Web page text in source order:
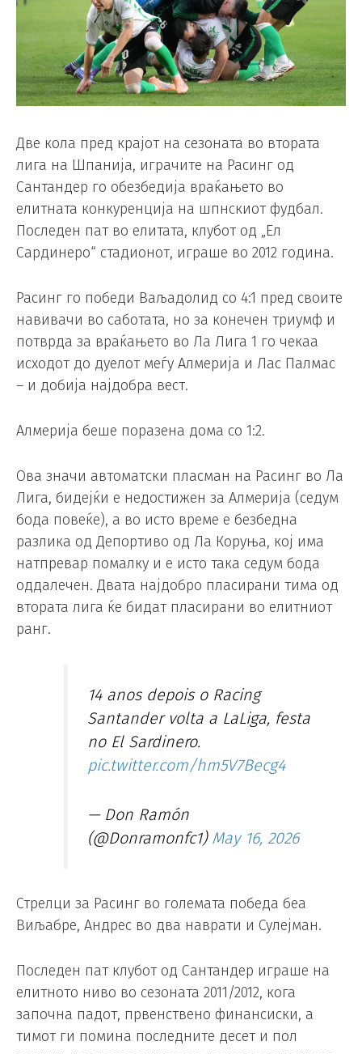
Две кола пред крајот на сезоната во втората
лига на Шпанија, играчите на Расинг од
Сантандер го обезбедија враќањето во
елитната конкуренција на шпнскиот фудбал.
Последен пат во елитата, клубот од „Ел
Сардинеро“ стадионот, играше во 2012 година.
Расинг го победи Ваљадолид со 4:1 пред своите
навивачи во саботата, но за конечен триумф и
потврда за враќањето во Ла Лига 1 го чекаа
исходот до дуелот меѓу Алмерија и Лас Палмас
– и добија најдобра вест.
Алмерија беше поразена дома со 1:2.
Ова значи автоматски пласман на Расинг во Ла
Лига, бидејќи е недостижен за Алмерија (седум
бода повеќе), а во исто време е безбедна
разлика од Депортиво од Ла Коруња, кој има
натпревар помалку и е исто така седум бода
оддалечен. Двата најдобро пласирани тима од
втората лига ќе бидат пласирани во елитниот
ранг.
14 anos depois o Racing
Santander volta a LaLiga, festa
no El Sardinero.
pic.twitter.com/hm5V7Becg4
— Don Ramón
(@Donramonfc1) May 16, 2026
Стрелци за Расинг во големата победа беа
Виљабре, Андрес во два наврати и Сулејман.
Последен пат клубот од Сантандер играше на
елитното ниво во сезоната 2011/2012, кога
започна падот, првенствено финансиски, а
тимот ги помина последните десет и пол